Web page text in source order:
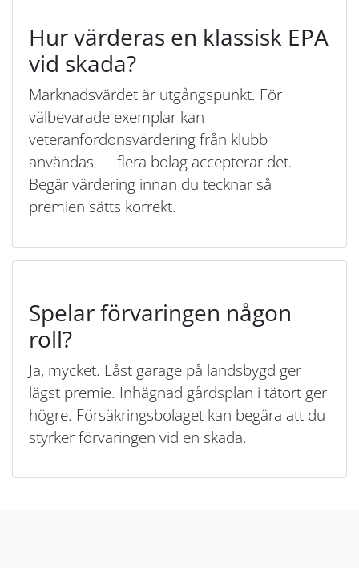
Hur värderas en klassisk EPA
vid skada?
Marknadsvärdet är utgångspunkt. För
välbevarade exemplar kan
veteranfordonsvärdering från klubb
användas — flera bolag accepterar det.
Begär värdering innan du tecknar så
premien sätts korrekt.
Spelar förvaringen någon
roll?
Ja, mycket. Låst garage på landsbygd ger
lägst premie. Inhägnad gårdsplan i tätort ger
högre. Försäkringsbolaget kan begära att du
styrker förvaringen vid en skada.